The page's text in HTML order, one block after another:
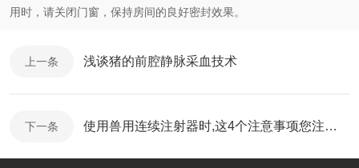
用时，请关闭门窗，保持房间的良好密封效果。
上一条 浅谈猪的前腔静脉采血技术
下一条 使用兽用连续注射器时,这4个注意事项您注意了吗?